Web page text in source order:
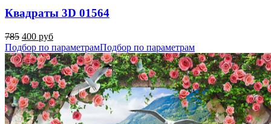
Квадраты 3D 01564
785 400 руб
Подбор по параметрамПодбор по параметрам